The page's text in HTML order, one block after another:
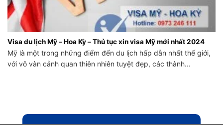
Visa du lịch Mỹ – Hoa Kỳ – Thủ tục xin visa Mỹ mới nhất 2024
Mỹ là một trong những điểm đến du lịch hấp dẫn nhất thế giới,
với vô vàn cảnh quan thiên nhiên tuyệt đẹp, các thành...